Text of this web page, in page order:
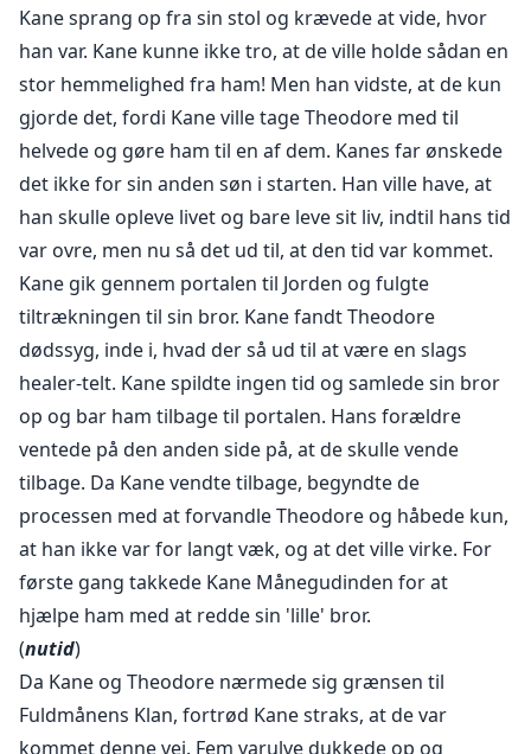
Kane sprang op fra sin stol og krævede at vide, hvor
han var. Kane kunne ikke tro, at de ville holde sådan en
stor hemmelighed fra ham! Men han vidste, at de kun
gjorde det, fordi Kane ville tage Theodore med til
helvede og gøre ham til en af dem. Kanes far ønskede
det ikke for sin anden søn i starten. Han ville have, at
han skulle opleve livet og bare leve sit liv, indtil hans tid
var ovre, men nu så det ud til, at den tid var kommet.
Kane gik gennem portalen til Jorden og fulgte
tiltrækningen til sin bror. Kane fandt Theodore
dødssyg, inde i, hvad der så ud til at være en slags
healer-telt. Kane spildte ingen tid og samlede sin bror
op og bar ham tilbage til portalen. Hans forældre
ventede på den anden side på, at de skulle vende
tilbage. Da Kane vendte tilbage, begyndte de
processen med at forvandle Theodore og håbede kun,
at han ikke var for langt væk, og at det ville virke. For
første gang takkede Kane Månegudinden for at
hjælpe ham med at redde sin 'lille' bror.
(nutid)
Da Kane og Theodore nærmede sig grænsen til
Fuldmånens Klan, fortrød Kane straks, at de var
kommet denne vej. Fem varulve dukkede op og